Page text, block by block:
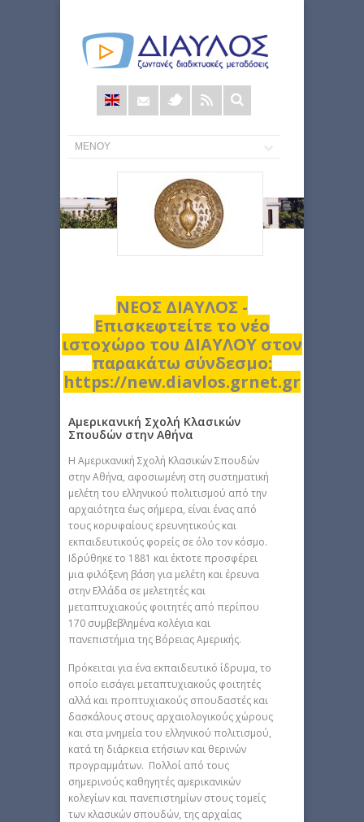
Φόρμα
αναζήτησης
ΝΕΟΣ ΔΙΑΥΛΟΣ -
Επισκεφτείτε το νέο
ιστοχώρο του ΔΙΑΥΛΟΥ στον
παρακάτω σύνδεσμο:
https://new.diavlos.grnet.gr
Αμερικανική Σχολή Κλασικών
Σπουδών στην Αθήνα
H Αμερικανική Σχολή Κλασικών Σπουδών
στην Αθήνα, αφοσιωμένη στη συστηματική
μελέτη του ελληνικού πολιτισμού από την
αρχαιότητα έως σήμερα, είναι ένας από
τους κορυφαίους ερευνητικούς και
εκπαιδευτικούς φορείς σε όλο τον κόσμο.
Ιδρύθηκε το 1881 και έκτοτε προσφέρει
μια φιλόξενη βάση για μελέτη και έρευνα
στην Ελλάδα σε μελετητές και
μεταπτυχιακούς φοιτητές από περίπου
170 συμβεβλημένα κολέγια και
πανεπιστήμια της Βόρειας Αμερικής.
Πρόκειται για ένα εκπαιδευτικό ίδρυμα, το
οποίο εισάγει μεταπτυχιακούς φοιτητές
αλλά και προπτυχιακούς σπουδαστές και
δασκάλους στους αρχαιολογικούς χώρους
και στα μνημεία του ελληνικού πολιτισμού,
κατά τη διάρκεια ετήσιων και θερινών
προγραμμάτων. Πολλοί από τους
σημερινούς καθηγητές αμερικανικών
κολεγίων και πανεπιστημίων στους τομείς
των κλασικών σπουδών, της αρχαίας